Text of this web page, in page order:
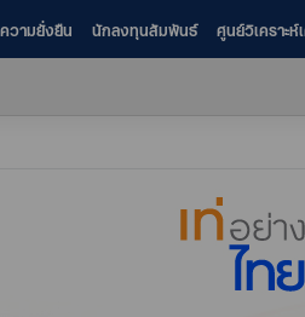
ความยั่งยืน นักลงทุนสัมพันธ์ ศูนย์วิเคราะ